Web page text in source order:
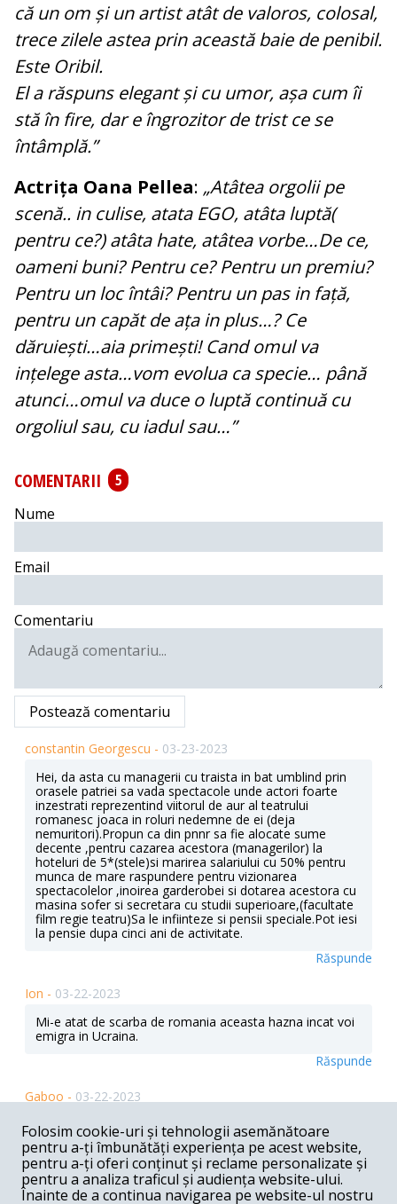
că un om și un artist atât de valoros, colosal,
trece zilele astea prin această baie de penibil.
Este Oribil.
El a răspuns elegant și cu umor, așa cum îi
stă în fire, dar e îngrozitor de trist ce se
întâmplă.”
Actrița Oana Pellea: „Atâtea orgolii pe
scenă.. in culise, atata EGO, atâta luptă(
pentru ce?) atâta hate, atâtea vorbe…De ce,
oameni buni? Pentru ce? Pentru un premiu?
Pentru un loc întâi? Pentru un pas in față,
pentru un capăt de ața in plus…? Ce
dăruiești…aia primești! Cand omul va
ințelege asta…vom evolua ca specie… până
atunci…omul va duce o luptă continuă cu
orgoliul sau, cu iadul sau…”
COMENTARII
5
Nume
Email
Comentariu
Postează comentariu
constantin Georgescu - 03-23-2023
Hei, da asta cu managerii cu traista in bat umblind prin
orasele patriei sa vada spectacole unde actori foarte
inzestrati reprezentind viitorul de aur al teatrului
romanesc joaca in roluri nedemne de ei (deja
nemuritori).Propun ca din pnnr sa fie alocate sume
decente ,pentru cazarea acestora (managerilor) la
hoteluri de 5*(stele)si marirea salariului cu 50% pentru
munca de mare raspundere pentru vizionarea
spectacolelor ,inoirea garderobei si dotarea acestora cu
masina sofer si secretara cu studii superioare,(facultate
film regie teatru)Sa le infiinteze si pensii speciale.Pot iesi
la pensie dupa cinci ani de activitate.
Răspunde
Ion - 03-22-2023
Mi-e atat de scarba de romania aceasta hazna incat voi
emigra in Ucraina.
Răspunde
Gaboo - 03-22-2023
Urmează, cât de curând, să vedem (sic!) (și) orbi studiind
artele plastice...
Răspunde
Ion -03-21-2023
Folosim cookie-uri și tehnologii asemănătoare
pentru a-ți îmbunătăți experiența pe acest website,
pentru a-ți oferi conținut și reclame personalizate și
pentru a analiza traficul și audiența website-ului.
Înainte de a continua navigarea pe website-ul nostru